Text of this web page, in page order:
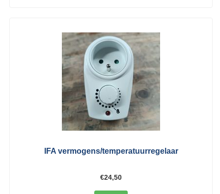
IFA vermogens/temperatuurregelaar
€24,50